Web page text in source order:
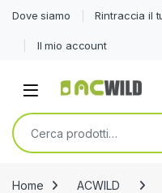
Dove siamo Rintraccia il
Il mio account
Cerca:
Home ACWILD